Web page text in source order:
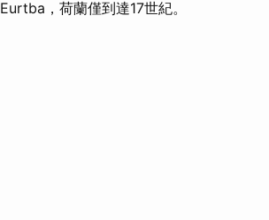
Eurtba，荷蘭僅到達17世紀。